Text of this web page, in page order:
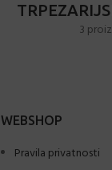
3
WEBSHOP
Pravila privatnosti